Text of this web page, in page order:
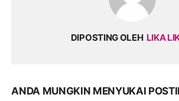
DIPOSTING OLEH LIKA
ANDA MUNGKIN MENYUKAI